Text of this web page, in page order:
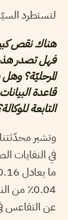
لتستطرد
هناك نقص كبير
فهل تصدر هذه
المرحليّة؟
قاعدة
التابعة
وتشير
0.04٪ من